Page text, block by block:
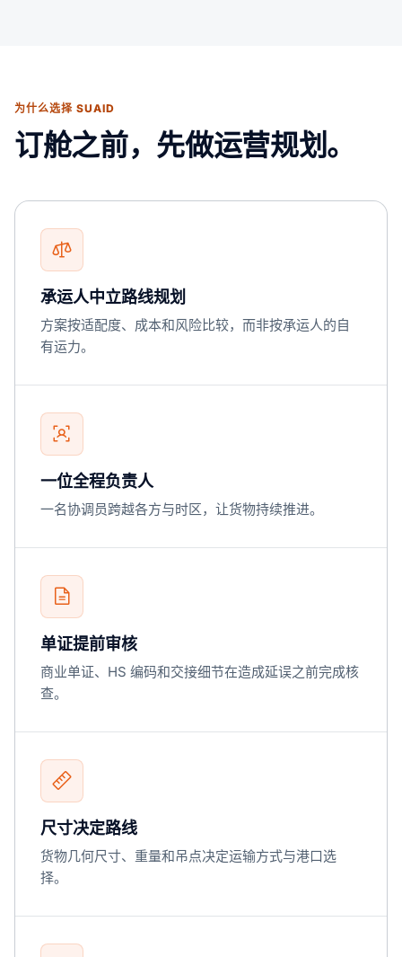
为什么选择 SUAID
订舱之前，先做运营规划。
承运人中立路线规划
方案按适配度、成本和风险比较，而非按承运人的自
有运力。
一位全程负责人
一名协调员跨越各方与时区，让货物持续推进。
单证提前审核
商业单证、HS 编码和交接细节在造成延误之前完成核
查。
尺寸决定路线
货物几何尺寸、重量和吊点决定运输方式与港口选
择。